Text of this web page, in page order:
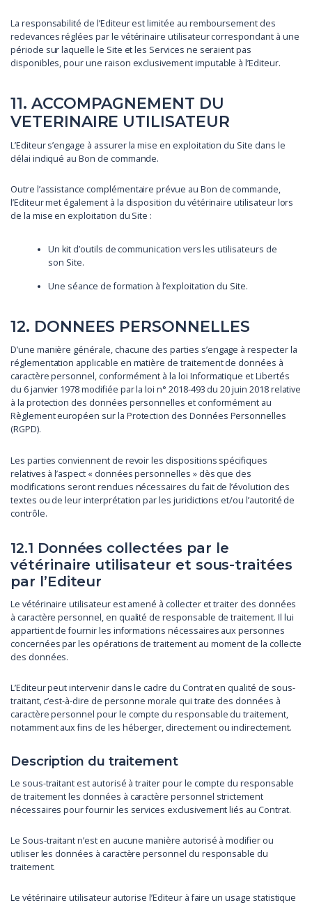
La responsabilité de l’Editeur est limitée au remboursement des
redevances réglées par le vétérinaire utilisateur correspondant à une
période sur laquelle le Site et les Services ne seraient pas
disponibles, pour une raison exclusivement imputable à l’Editeur.
11. ACCOMPAGNEMENT DU
VETERINAIRE UTILISATEUR
L’Editeur s’engage à assurer la mise en exploitation du Site dans le
délai indiqué au Bon de commande.
Outre l’assistance complémentaire prévue au Bon de commande,
l’Editeur met également à la disposition du vétérinaire utilisateur lors
de la mise en exploitation du Site :
Un kit d’outils de communication vers les utilisateurs de
son Site.
Une séance de formation à l’exploitation du Site.
12. DONNEES PERSONNELLES
D’une manière générale, chacune des parties s’engage à respecter la
réglementation applicable en matière de traitement de données à
caractère personnel, conformément à la loi Informatique et Libertés
du 6 janvier 1978 modifiée par la loi n° 2018-493 du 20 juin 2018 relative
à la protection des données personnelles et conformément au
Règlement européen sur la Protection des Données Personnelles
(RGPD).
Les parties conviennent de revoir les dispositions spécifiques
relatives à l’aspect « données personnelles » dès que des
modifications seront rendues nécessaires du fait de l’évolution des
textes ou de leur interprétation par les juridictions et/ou l’autorité de
contrôle.
12.1 Données collectées par le
vétérinaire utilisateur et sous-traitées
par l’Editeur
Le vétérinaire utilisateur est amené à collecter et traiter des données
à caractère personnel, en qualité de responsable de traitement. Il lui
appartient de fournir les informations nécessaires aux personnes
concernées par les opérations de traitement au moment de la collecte
des données.
L’Editeur peut intervenir dans le cadre du Contrat en qualité de sous-
traitant, c’est-à-dire de personne morale qui traite des données à
caractère personnel pour le compte du responsable du traitement,
notamment aux fins de les héberger, directement ou indirectement.
Description du traitement
Le sous-traitant est autorisé à traiter pour le compte du responsable
de traitement les données à caractère personnel strictement
nécessaires pour fournir les services exclusivement liés au Contrat.
Le Sous-traitant n’est en aucune manière autorisé à modifier ou
utiliser les données à caractère personnel du responsable du
traitement.
Le vétérinaire utilisateur autorise l’Editeur à faire un usage statistique